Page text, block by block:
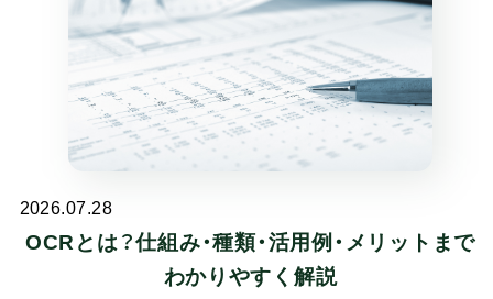
ステムです。
2026.07.28
OCRとは？仕組み・種類・活用例・メリットまで
わかりやすく解説